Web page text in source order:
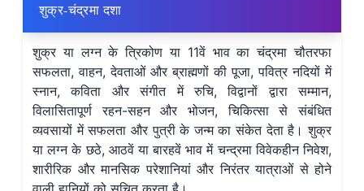
शुक्र-चंद्रमा दशा
शुक्र या लग्न के त्रिकोण या 11वें भाव का चंद्रमा चौतरफा
सफलता, वाहन, देवताओं और ब्राह्मणों की पूजा, पवित्र नदियों में
स्नान, कविता और संगीत में रुचि, विद्वानों द्वारा सम्मान,
विलासितापूर्ण रहन-सहन और भोजन, चिकित्सा से संबंधित
व्यवसायों में सफलता और पुत्री के जन्म का संकेत देता है। शुक्र
या लग्न के छठे, आठवें या बारहवें भाव में चन्द्रमा विवेकहीन निवेश,
शारीरिक और मानसिक परेशानियां और निरंतर यात्राओं से होने